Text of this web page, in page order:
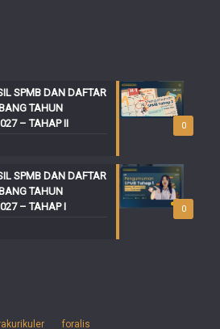
0
SPMB DAN DAFTAR
TAHUN
– TAHAP II
0
SPMB DAN DAFTAR
TAHUN
– TAHAP I
foralis